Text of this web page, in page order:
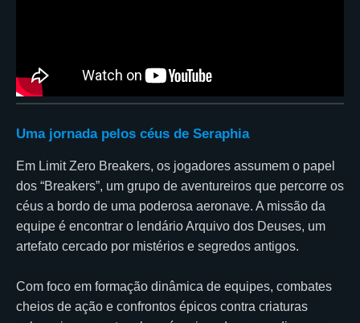
Uma jornada pelos céus de Seraphia
Em Limit Zero Breakers, os jogadores assumem o papel
dos “Breakers”, um grupo de aventureiros que percorre os
céus a bordo de uma poderosa aeronave. A missão da
equipe é encontrar o lendário Arquivo dos Deuses, um
artefato cercado por mistérios e segredos antigos.
Com foco em formação dinâmica de equipes, combates
cheios de ação e confrontos épicos contra criaturas